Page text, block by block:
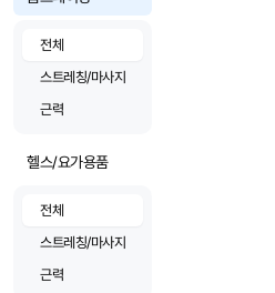
전체
스트레칭/마사지
근력
헬스/요가용품
전체
스트레칭/마사지
근력